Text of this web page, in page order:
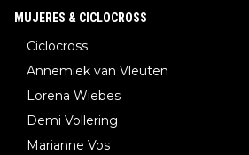
MUJERES & CICLOCROSS
Ciclocross
Annemiek van Vleuten
Lorena Wiebes
Demi Vollering
Marianne Vos